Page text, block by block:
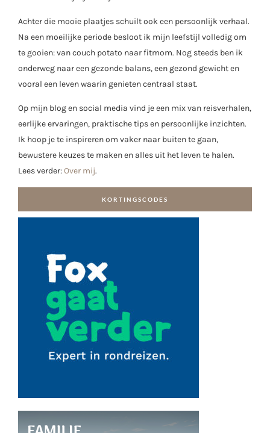
Achter die mooie plaatjes schuilt ook een persoonlijk verhaal.
Na een moeilijke periode besloot ik mijn leefstijl volledig om
te gooien: van couch potato naar fitmom. Nog steeds ben ik
onderweg naar een gezonde balans, een gezond gewicht en
vooral een leven waarin genieten centraal staat.
Op mijn blog en social media vind je een mix van reisverhalen,
eerlijke ervaringen, praktische tips en persoonlijke inzichten.
Ik hoop je te inspireren om vaker naar buiten te gaan,
bewustere keuzes te maken en alles uit het leven te halen.
Lees verder:Over mij.
KORTINGSCODES